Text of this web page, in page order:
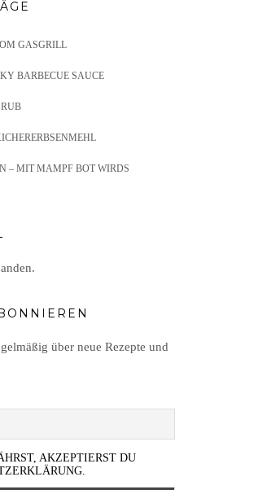
GASGRILL
BARBECUE SAUCE
– MIT MAMPF BOT WIRDS
über neue Rezepte und
AKZEPTIERST DU